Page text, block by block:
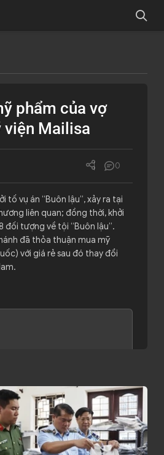
phẩm của vợ
viện Mailisa
0
tố vụ án “Buôn lậu”, xảy ra tại
liên quan; đồng thời, khởi
đối tượng về tội “Buôn lậu”.
đã thỏa thuận mua mỹ
với giá rẻ sau đó thay đổi
Gửi ý kiến